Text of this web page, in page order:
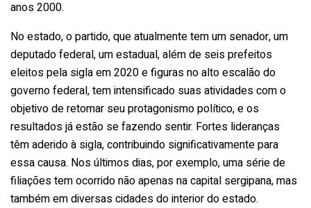
anos 2000.
No estado, o partido, que atualmente tem um senador, um
deputado federal, um estadual, além de seis prefeitos
eleitos pela sigla em 2020 e figuras no alto escalão do
governo federal, tem intensificado suas atividades com o
objetivo de retomar seu protagonismo político, e os
resultados já estão se fazendo sentir. Fortes lideranças
têm aderido à sigla, contribuindo significativamente para
essa causa. Nos últimos dias, por exemplo, uma série de
filiações tem ocorrido não apenas na capital sergipana, mas
também em diversas cidades do interior do estado.